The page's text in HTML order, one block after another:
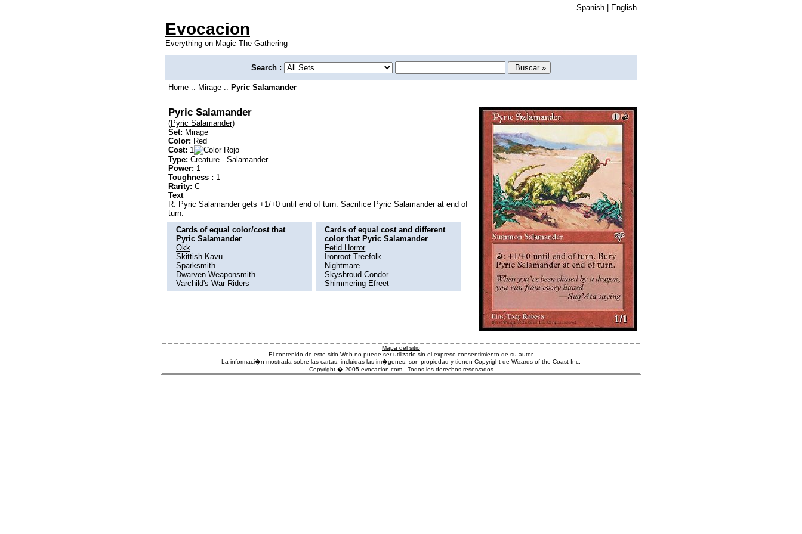
Spanish | English
Evocacion
Everything on Magic The Gathering
Search :
Home :: Mirage :: Pyric Salamander
Pyric Salamander
(Pyric Salamander)
Set: Mirage
Color: Red
Cost: 1
Type: Creature - Salamander
Power: 1
Toughness : 1
Rarity: C
Text
R: Pyric Salamander gets +1/+0 until end of turn. Sacrifice Pyric Salamander at end of
turn.
Cards of equal color/cost that
Pyric Salamander
Okk
Skittish Kavu
Sparksmith
Dwarven Weaponsmith
Varchild's War-Riders
Cards of equal cost and different
color that Pyric Salamander
Fetid Horror
Ironroot Treefolk
Nightmare
Skyshroud Condor
Shimmering Efreet
Mapa del sitio
El contenido de este sitio Web no puede ser utilizado sin el expreso consentimiento de su autor.
La informaci�n mostrada sobre las cartas, incluidas las im�genes, son propiedad y tienen Copyright de Wizards of the Coast Inc.
Copyright � 2005 evocacion.com - Todos los derechos reservados